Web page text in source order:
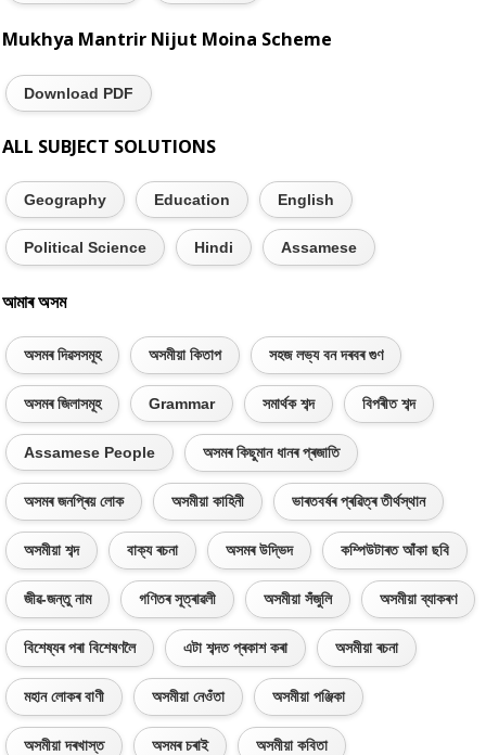
Mukhya Mantrir Nijut Moina Scheme
Download PDF
ALL SUBJECT SOLUTIONS
Geography Education English
Political Science Hindi Assamese
আমাৰ অসম
অসমৰ দিৱসসমূহ অসমীয়া কিতাপ সহজ লভ্য বন দৰবৰ গুণ
অসমৰ জিলাসমূহ Grammar সমাৰ্থক শব্দ বিপৰীত শব্দ
Assamese People অসমৰ কিছুমান ধানৰ প্ৰজাতি
অসমৰ জনপ্ৰিয় লোক অসমীয়া কাহিনী ভাৰতবৰ্ষৰ প্ৰৱিত্ৰ তীৰ্থস্থান
অসমীয়া শব্দ বাক্য ৰচনা অসমৰ উদ্ভিদ কম্পিউটাৰত আঁকা ছবি
জীৱ-জন্তু নাম গণিতৰ সূত্ৰাৱলী অসমীয়া সঁজুলি অসমীয়া ব্যাকৰণ
বিশেষ্যৰ পৰা বিশেষণলৈ এটা শব্দত প্ৰকাশ কৰা অসমীয়া ৰচনা
মহান লোকৰ বাণী অসমীয়া নেওঁতা অসমীয়া পঞ্জিকা
অসমীয়া দৰখাস্ত অসমৰ চৰাই অসমীয়া কবিতা